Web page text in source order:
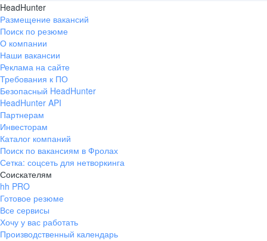
HeadHunter
Размещение вакансий
Поиск по резюме
О компании
Наши вакансии
Реклама на сайте
Требования к ПО
Безопасный HeadHunter
HeadHunter API
Партнерам
Инвесторам
Каталог компаний
Поиск по вакансиям в Фролах
Сетка: соцсеть для нетворкинга
Соискателям
hh PRO
Готовое резюме
Все сервисы
Хочу у вас работать
Производственный календарь